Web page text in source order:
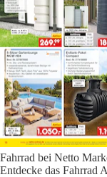
Fahrrad bei Netto
Entdecke das Fahrrad